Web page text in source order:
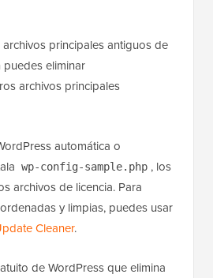
principales antiguos de
puedes eliminar
archivos principales
automática o
wp-config-sample.php , los
archivos de licencia. Para
y limpias, puedes usar
Cleaner.
de WordPress que elimina